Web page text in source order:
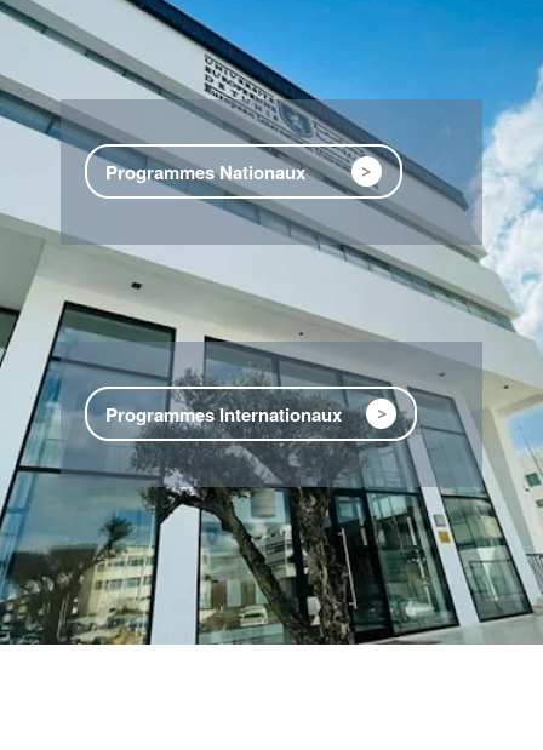
Programmes Nationaux >
Programmes Internationaux >